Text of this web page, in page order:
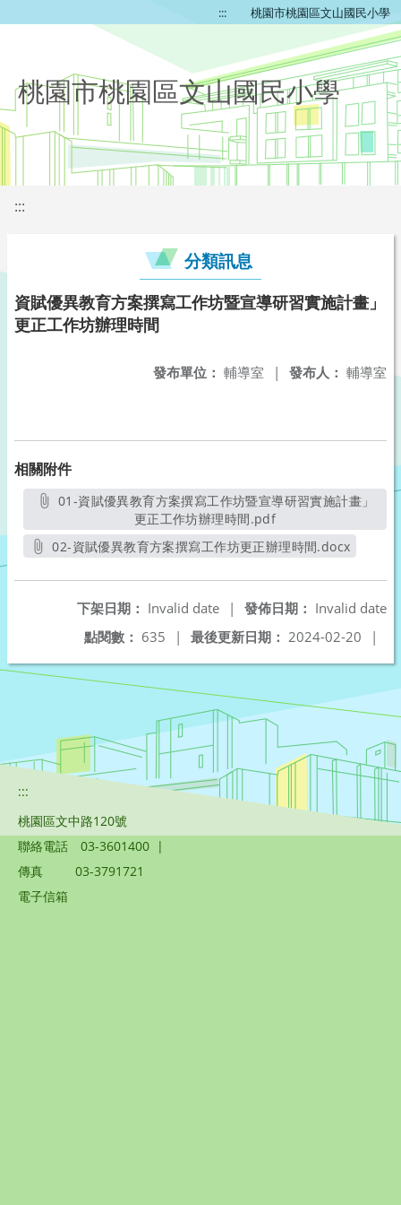
::: 桃園市桃園區文山國民小學
桃園市桃園區文山國民小學
:::
分類訊息
資賦優異教育方案撰寫工作坊暨宣導研習實施計畫」
更正工作坊辦理時間
發布人： 輔導室
發布單位： 輔導室 |
相關附件
更正工作坊辦理時間.pdf另開新視窗
02-資賦優異教育方案撰寫工作坊更正辦理時間.docx
發佈日期： Invalid date
下架日期： Invalid date
|
最後更新日期： 2024-02-20 |
點閱數： 635 |
:::
桃園區文中路120號
聯絡電話
03-3601400 |
傳真
03-3791721
電子信箱